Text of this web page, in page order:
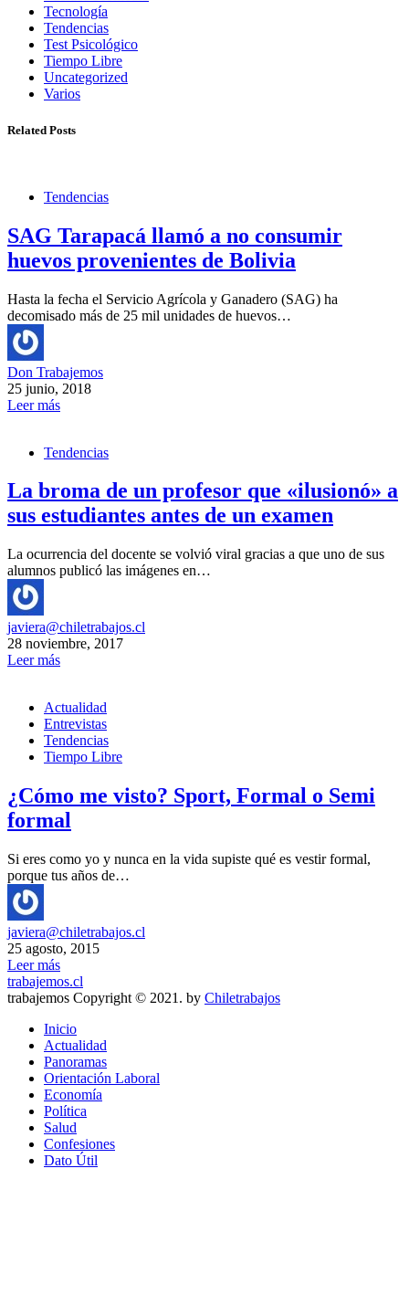
Tecnología
Tendencias
Test Psicológico
Tiempo Libre
Uncategorized
Varios
Related Posts
Tendencias
SAG Tarapacá llamó a no consumir
huevos provenientes de Bolivia
Hasta la fecha el Servicio Agrícola y Ganadero (SAG) ha
decomisado más de 25 mil unidades de huevos…
Don Trabajemos
25 junio, 2018
Leer más
Tendencias
La broma de un profesor que «ilusionó» a
sus estudiantes antes de un examen
La ocurrencia del docente se volvió viral gracias a que uno de sus
alumnos publicó las imágenes en…
javiera@chiletrabajos.cl
28 noviembre, 2017
Leer más
Actualidad
Entrevistas
Tendencias
Tiempo Libre
¿Cómo me visto? Sport, Formal o Semi
formal
Si eres como yo y nunca en la vida supiste qué es vestir formal,
porque tus años de…
javiera@chiletrabajos.cl
25 agosto, 2015
Leer más
trabajemos.cl
trabajemos Copyright © 2021. by Chiletrabajos
Inicio
Actualidad
Panoramas
Orientación Laboral
Economía
Política
Salud
Confesiones
Dato Útil